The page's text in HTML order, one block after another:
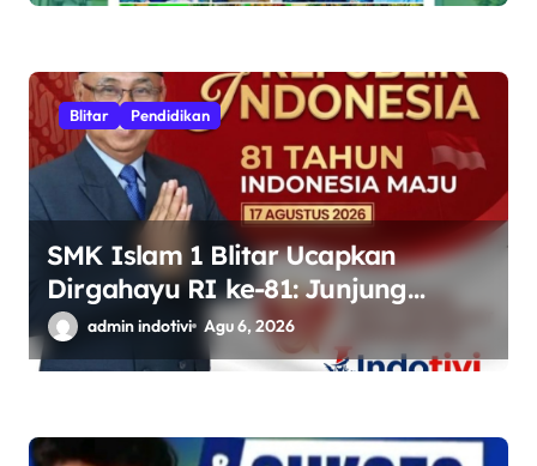
Blitar Pendidikan
SMK Islam 1 Blitar Ucapkan
Dirgahayu RI ke-81: Junjung
Tinggi Semangat Kebhinekaan
admin indotivi Agu 6, 2026